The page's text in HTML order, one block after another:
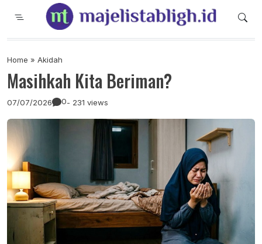
Majelis Tabligh Muhammadiyah
Syiar Dakwah Islam Berkemajuan dan
Home » Akidah
Masihkah Kita Beriman?
07/07/2026 0- 231 views